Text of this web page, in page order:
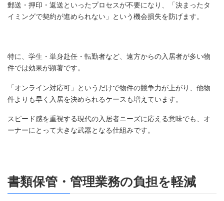
郵送・押印・返送といったプロセスが不要になり、「決まったタ
イミングで契約が進められない」という機会損失を防げます。
特に、学生・単身赴任・転勤者など、遠方からの入居者が多い物
件では効果が顕著です。
「オンライン対応可」というだけで物件の競争力が上がり、他物
件よりも早く入居を決められるケースも増えています。
スピード感を重視する現代の入居者ニーズに応える意味でも、オ
ーナーにとって大きな武器となる仕組みです。
書類保管・管理業務の負担を軽減